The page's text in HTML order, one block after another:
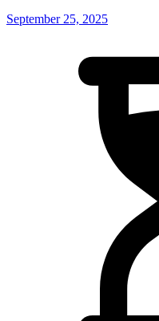
September 25, 2025